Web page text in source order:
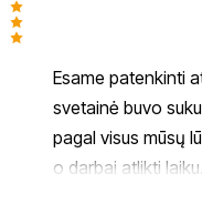
Esame patenkinti
svetainė buvo
pagal visus mūsų
o darbai atlikti